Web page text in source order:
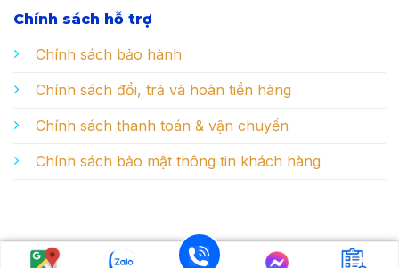
Chính sách hỗ trợ
Chính sách bảo hành
Chính sách đổi, trả và hoàn tiền hàng
Chính sách thanh toán & vận chuyển
Chính sách bảo mật thông tin khách hàng